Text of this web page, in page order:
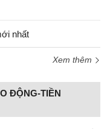
nhất
Xem thêm
ĐỘNG-TIỀN